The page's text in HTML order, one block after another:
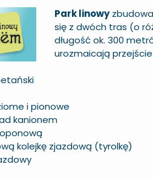
Park linowy
się z dwóch tras (o
długość ok. 300
urozmaicają
i pionowe
kanionem
kolejkę zjazdową (tyrolkę)